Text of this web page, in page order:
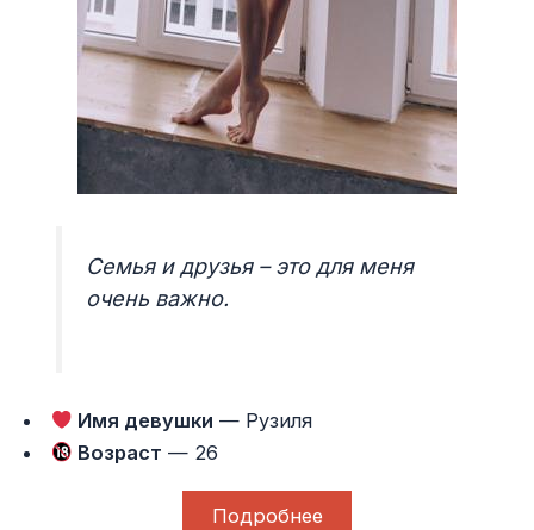
Семья и друзья – это для меня
очень важно.
Имя девушки — Рузиля
Возраст — 26
Подробнее